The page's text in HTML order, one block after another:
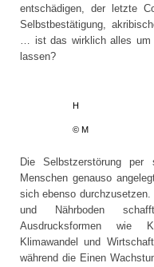
entschädigen, der letzte
Selbstbestätigung,
… ist das wirklich alles um
lassen?
H
© M
Die Selbstzerstörung
Menschen genauso
sich ebenso durchzusetzen.
und Nährboden
Ausdrucksformen wie
Klimawandel und
während die Einen